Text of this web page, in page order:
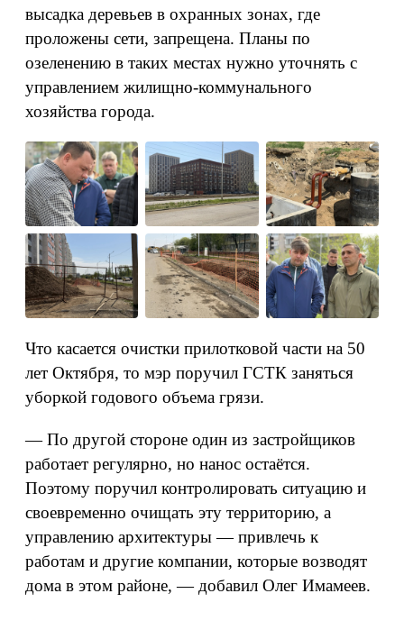
высадка деревьев в охранных зонах, где
проложены сети, запрещена. Планы по
озеленению в таких местах нужно уточнять с
управлением жилищно-коммунального
хозяйства города.
Что касается очистки прилотковой части на 50
лет Октября, то мэр поручил ГСТК заняться
уборкой годового объема грязи.
— По другой стороне один из застройщиков
работает регулярно, но нанос остаётся.
Поэтому поручил контролировать ситуацию и
своевременно очищать эту территорию, а
управлению архитектуры — привлечь к
работам и другие компании, которые возводят
дома в этом районе, — добавил Олег Имамеев.